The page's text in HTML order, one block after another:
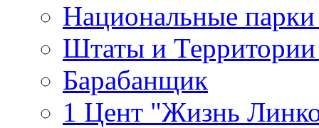
Национальные
Штаты и
Барабанщик
1 Цент "Жизнь